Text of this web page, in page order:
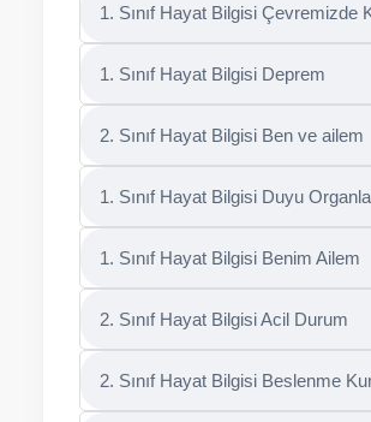
1. Sınıf Hayat Bilgisi Çevremizde
1. Sınıf Hayat Bilgisi Deprem
2. Sınıf Hayat Bilgisi Ben ve ailem
1. Sınıf Hayat Bilgisi Duyu
1. Sınıf Hayat Bilgisi Benim Ailem
2. Sınıf Hayat Bilgisi Acil Durum
2. Sınıf Hayat Bilgisi Beslenme